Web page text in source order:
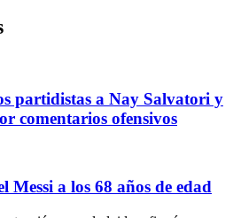
partidistas a Nay Salvatori y
comentarios ofensivos
Messi a los 68 años de edad